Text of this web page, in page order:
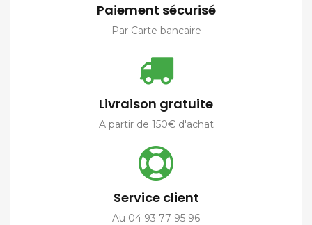
Paiement sécurisé
Par Carte bancaire
Livraison gratuite
A partir de 150€ d'achat
Service client
Au 04 93 77 95 96